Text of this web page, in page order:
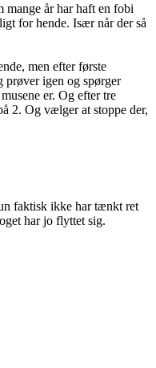
mange år har haft en fobi
for hende. Især når der så
men efter første
prøver igen og spørger
er. Og efter tre
2. Og vælger at stoppe der,
faktisk ikke har tænkt ret
har jo flyttet sig.